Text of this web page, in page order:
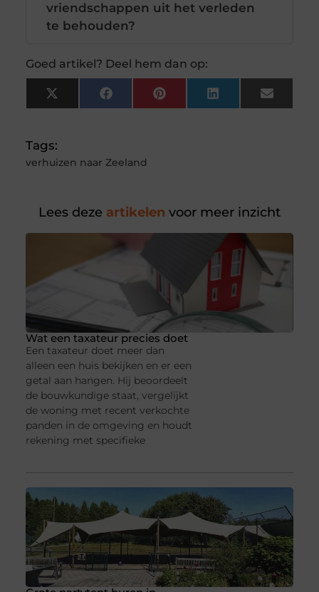
vriendschappen uit het verleden
te behouden?
Goed artikel? Deel hem dan op:
X
(Twitter)
FacebookPinterestLinkedInEmail
Tags:
verhuizen naar Zeeland
Lees deze artikelen voor meer inzicht
Wat een taxateur precies doet
Een taxateur doet meer dan
alleen een huis bekijken en er een
getal aan hangen. Hij beoordeelt
de bouwkundige staat, vergelijkt
de woning met recent verkochte
panden in de omgeving en houdt
rekening met specifieke